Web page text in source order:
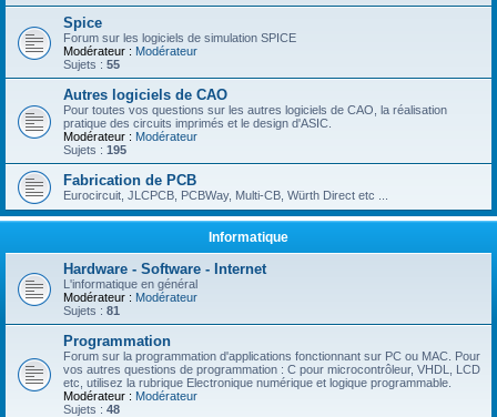
Spice
Forum sur les logiciels de simulation SPICE
Modérateur : Modérateur
Sujets : 55
Autres logiciels de CAO
Pour toutes vos questions sur les autres logiciels de CAO, la réalisation
pratique des circuits imprimés et le design d'ASIC.
Modérateur : Modérateur
Sujets : 195
Fabrication de PCB
Eurocircuit, JLCPCB, PCBWay, Multi-CB, Würth Direct etc ...
Informatique
Hardware - Software - Internet
L'informatique en général
Modérateur : Modérateur
Sujets : 81
Programmation
Forum sur la programmation d'applications fonctionnant sur PC ou MAC. Pour
vos autres questions de programmation : C pour microcontrôleur, VHDL, LCD
etc, utilisez la rubrique Electronique numérique et logique programmable.
Modérateur : Modérateur
Sujets : 48